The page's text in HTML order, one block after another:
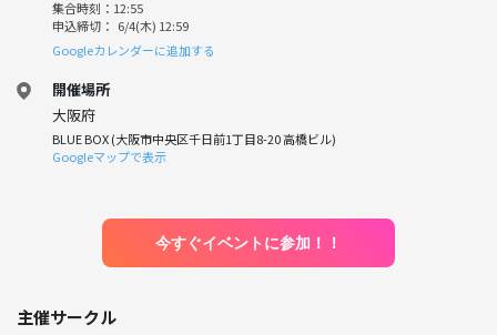
集合時刻：12:55
申込締切： 6/4(木) 12:59
Googleカレンダーに追加する
開催場所
大阪府
BLUE BOX (大阪市中央区千日前1丁目8-20 高橋ビル)
Googleマップで表示
今すぐイベントに参加！！
主催サークル